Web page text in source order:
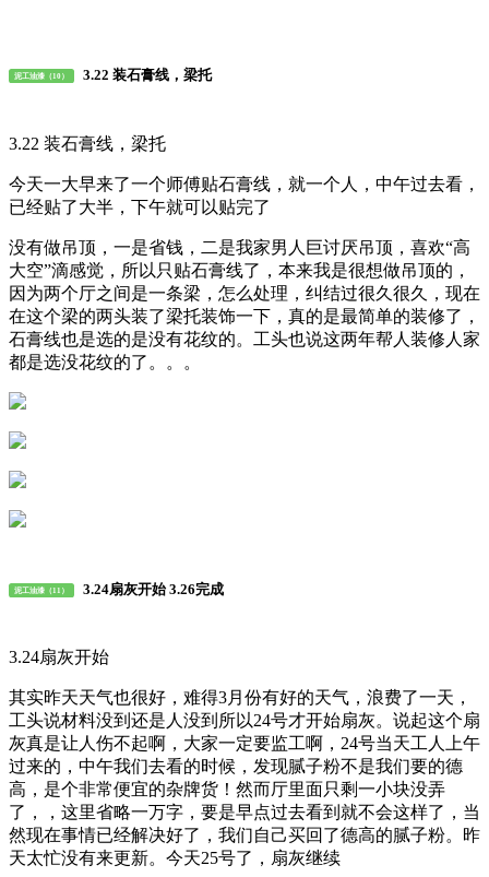
泥工油漆（10） 3.22 装石膏线，梁托
3.22 装石膏线，梁托
今天一大早来了一个师傅贴石膏线，就一个人，中午过去看，
已经贴了大半，下午就可以贴完了
没有做吊顶，一是省钱，二是我家男人巨讨厌吊顶，喜欢“高
大空”滴感觉，所以只贴石膏线了，本来我是很想做吊顶的，
因为两个厅之间是一条梁，怎么处理，纠结过很久很久，现在
在这个梁的两头装了梁托装饰一下，真的是最简单的装修了，
石膏线也是选的是没有花纹的。工头也说这两年帮人装修人家
都是选没花纹的了。。。
泥工油漆（11） 3.24扇灰开始 3.26完成
3.24扇灰开始
其实昨天天气也很好，难得3月份有好的天气，浪费了一天，
工头说材料没到还是人没到所以24号才开始扇灰。说起这个扇
灰真是让人伤不起啊，大家一定要监工啊，24号当天工人上午
过来的，中午我们去看的时候，发现腻子粉不是我们要的德
高，是个非常便宜的杂牌货！然而厅里面只剩一小块没弄
了，，这里省略一万字，要是早点过去看到就不会这样了，当
然现在事情已经解决好了，我们自己买回了德高的腻子粉。昨
天太忙没有来更新。今天25号了，扇灰继续